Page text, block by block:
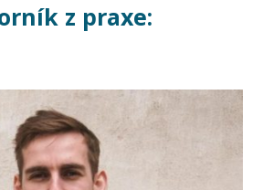
z praxe: